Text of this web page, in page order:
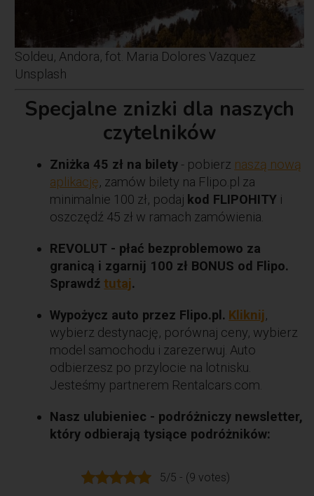
Soldeu, Andora, fot. Maria Dolores Vazquez
Unsplash
Specjalne znizki dla naszych
czytelników
Zniżka 45 zł na bilety - pobierz naszą nową
aplikację, zamów bilety na Flipo.pl za
minimalnie 100 zł, podaj kod FLIPOHITY i
oszczędź 45 zł w ramach zamówienia.
REVOLUT - płać bezproblemowo za
granicą i zgarnij 100 zł BONUS od Flipo.
Sprawdźtutaj.
Wypożycz auto przez Flipo.pl. Kliknij,
wybierz destynację, porównaj ceny, wybierz
model samochodu i zarezerwuj. Auto
odbierzesz po przylocie na lotnisku.
Jesteśmy partnerem Rentalcars.com.
Nasz ulubieniec - podróżniczy newsletter,
który odbierają tysiące podróżników:
5/5 - (9 votes)